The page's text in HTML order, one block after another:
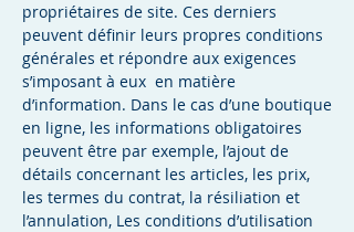
propriétaires de site. Ces derniers
peuvent définir leurs propres conditions
générales et répondre aux exigences
s’imposant à eux en matière
d’information. Dans le cas d’une boutique
en ligne, les informations obligatoires
peuvent être par exemple, l’ajout de
détails concernant les articles, les prix,
les termes du contrat, la résiliation et
l’annulation, Les conditions d’utilisation